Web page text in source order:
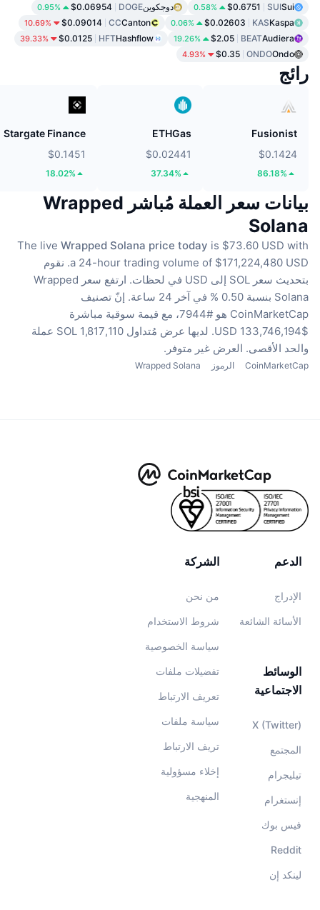
Sui
SUI
$0.6751
0.58% دوجكوينDOGE
$0.06954
0.95%
Kaspa
KAS
$0.02603
0.06%
Canton
CC
$0.09014
10.69%
Audiera
BEAT
$2.05
19.26%
Hashflow
HFT
$0.0125
39.33%
Ondo
ONDO
$0.35
4.93%
رائج
Fusionist
$0.1424
86.18%
ETHGas
$0.02441
37.34%
Stargate Finance
$0.1451
18.02%
بيانات سعر العملة مُباشر Wrapped
Solana
The live Wrapped Solana price today is $73.60 USD with
a 24-hour trading volume of $171,224,480 USD. نقوم
بتحديث سعر SOL إلى USD في لحظات.
ارتفع سعر Wrapped
Solana بنسبة 0.50 % في آخر 24 ساعة.
إنّ تصنيف
CoinMarketCap هو #7944، مع قيمة سوقية مباشرة
$133,746,194 USD.
لديها عرض مُتداول 1,817,110 SOL عملة
والحد الأقصى. العرض غير متوفر.
CoinMarketCap الرموز Wrapped Solana
الشركة
من نحن
شروط الاستخدام
سياسة الخصوصية
تفضيلات ملفات
تعريف الارتباط
سياسة ملفات
تريف الارتباط
إخلاء مسؤولية
المنهجية
الدعم
الإدراج
الأسائة الشائعة
الوسائط
الاجتماعية
X (Twitter)
المجتمع
تيليجرام
إنستغرام
فيس بوك
Reddit
لينكد إن